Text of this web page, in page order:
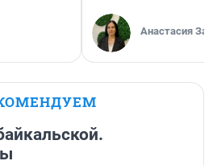
Анастасия